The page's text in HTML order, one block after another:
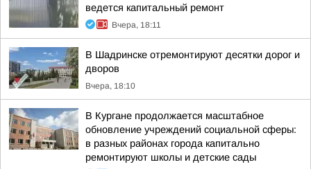
ведется капитальный ремонт
Вчера, 18:11
В Шадринске отремонтируют десятки дорог и
дворов
Вчера, 18:10
В Кургане продолжается масштабное
обновление учреждений социальной сферы:
в разных районах города капитально
ремонтируют школы и детские сады